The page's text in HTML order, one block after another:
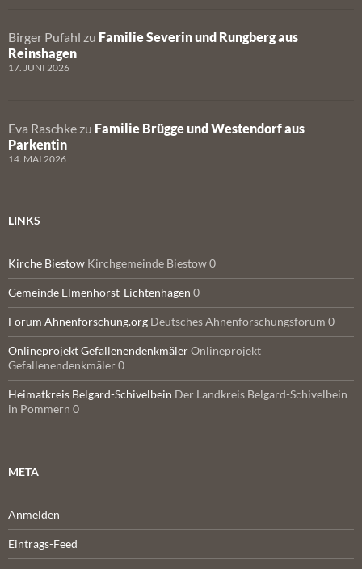
Birger Pufahl zu Familie Severin und Rungberg aus
Reinshagen
17. JUNI 2026
Eva Raschke zu Familie Brügge und Westendorf aus
Parkentin
14. MAI 2026
LINKS
Kirche Biestow Kirchgemeinde Biestow 0
Gemeinde Elmenhorst-Lichtenhagen 0
Forum Ahnenforschung.org Deutsches Ahnenforschungsforum 0
Onlineprojekt GefallenendenkmälerOnlineprojekt
Gefallenendenkmäler 0
Heimatkreis Belgard-Schivelbein Der Landkreis Belgard-Schivelbein
in Pommern 0
META
Anmelden
Eintrags-Feed